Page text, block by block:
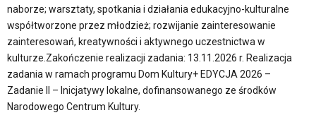
naborze; warsztaty, spotkania i działania edukacyjno-kulturalne
współtworzone przez młodzież; rozwijanie zainteresowanie
zainteresowań, kreatywności i aktywnego uczestnictwa w
kulturze.Zakończenie realizacji zadania: 13.11.2026 r. Realizacja
zadania w ramach programu Dom Kultury+ EDYCJA 2026 –
Zadanie II – Inicjatywy lokalne, dofinansowanego ze środków
Narodowego Centrum Kultury.